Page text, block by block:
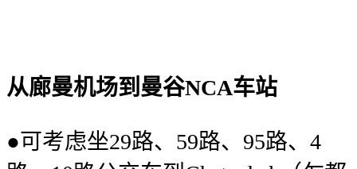
从廊曼机场到曼谷NCA车站
●可考虑坐29路、59路、95路、4